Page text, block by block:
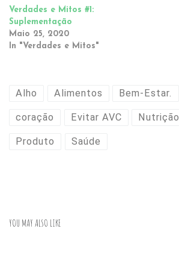
Verdades e Mitos #1:
Suplementação
Maio 25, 2020
In "Verdades e Mitos"
Alho Alimentos Bem-Estar.
coração Evitar AVC Nutrição
Produto Saúde
YOU MAY ALSO LIKE